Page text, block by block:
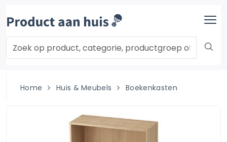
Home Huis & Meubels Boekenkasten